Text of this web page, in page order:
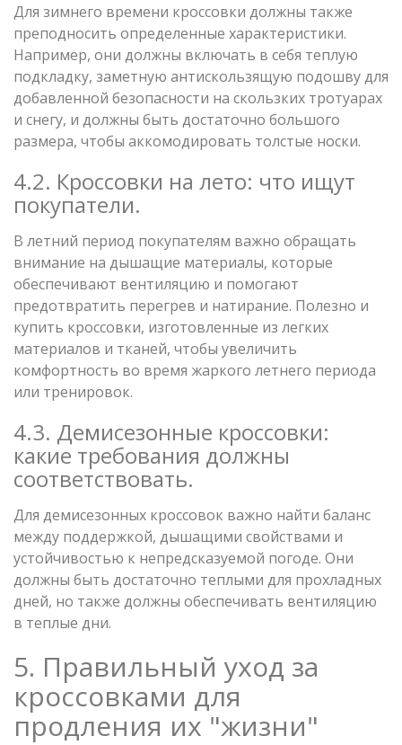
Для зимнего времени кроссовки должны также
преподносить определенные характеристики.
Например, они должны включать в себя теплую
подкладку, заметную антискользящую подошву для
добавленной безопасности на скользких тротуарах
и снегу, и должны быть достаточно большого
размера, чтобы аккомодировать толстые носки.
4.2. Кроссовки на лето: что ищут
покупатели.
В летний период покупателям важно обращать
внимание на дышащие материалы, которые
обеспечивают вентиляцию и помогают
предотвратить перегрев и натирание. Полезно и
купить кроссовки, изготовленные из легких
материалов и тканей, чтобы увеличить
комфортность во время жаркого летнего периода
или тренировок.
4.3. Демисезонные кроссовки:
какие требования должны
соответствовать.
Для демисезонных кроссовок важно найти баланс
между поддержкой, дышащими свойствами и
устойчивостью к непредсказуемой погоде. Они
должны быть достаточно теплыми для прохладных
дней, но также должны обеспечивать вентиляцию
в теплые дни.
5. Правильный уход за
кроссовками для
продления их "жизни"